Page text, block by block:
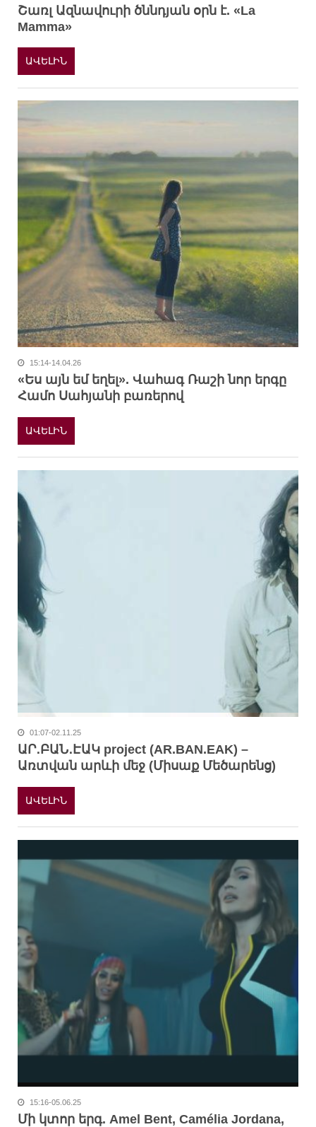
Շառլ Ազնավուրի ծննդյան օրն է. «La
Mamma»
ԱՎԵԼԻՆ
15:14-14.04.26
«Ես այն եմ եղել». Վահագ Ռաշի նոր երգը
Համո Սահյանի բառերով
ԱՎԵԼԻՆ
01:07-02.11.25
ԱՐ․ԲԱՆ․ԷԱԿ project (AR.BAN.EAK) –
Առտվան արևի մեջ (Միսաք Մեծարենց)
ԱՎԵԼԻՆ
15:16-05.06.25
Մի կտոր երգ. Amel Bent, Camélia Jordana,